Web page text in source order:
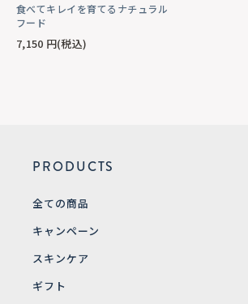
食べてキレイを育てるナチュラル
フード
7,150 円(税込)
PRODUCTS
全ての商品
キャンペーン
スキンケア
ギフト